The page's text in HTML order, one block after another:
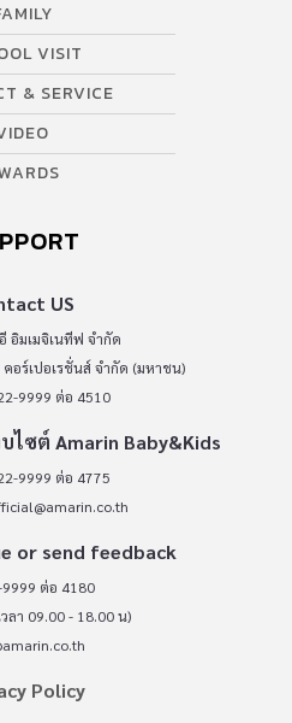
VISIT
& SERVICE
US
อิมเมจิเนทีฟ จำกัด
อร์เปอเรชั่นส์ จำกัด (มหาชน)
9999 ต่อ 4510
ไซต์ Amarin Baby&Kids
9999 ต่อ 4775
or send feedback
ต่อ 4180
ลา 09.00 - 18.00 น)
Policy